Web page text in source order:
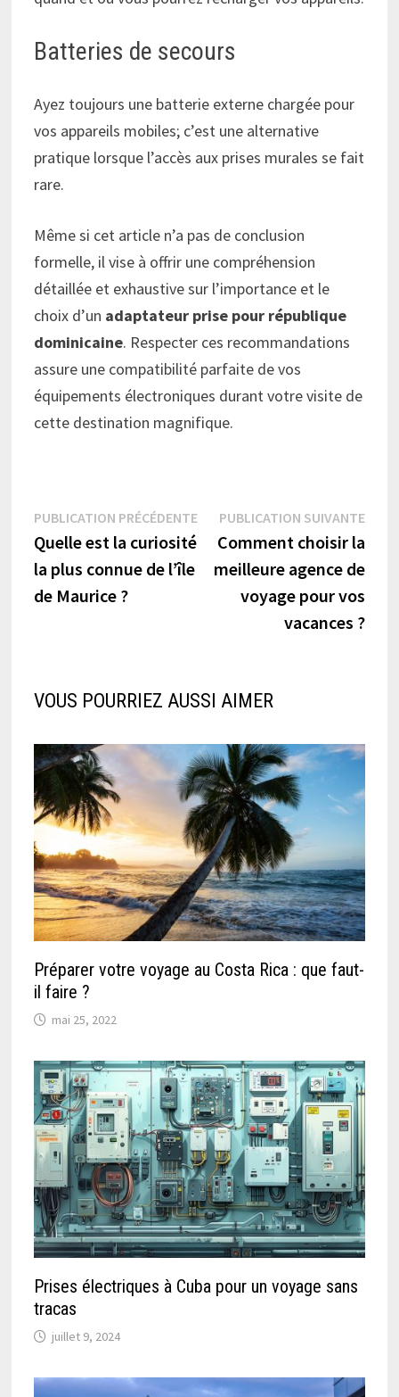
Batteries de secours
Ayez toujours une batterie externe chargée pour
vos appareils mobiles; c’est une alternative
pratique lorsque l’accès aux prises murales se fait
rare.
Même si cet article n’a pas de conclusion
formelle, il vise à offrir une compréhension
détaillée et exhaustive sur l’importance et le
choix d’un adaptateur prise pour république
dominicaine. Respecter ces recommandations
assure une compatibilité parfaite de vos
équipements électroniques durant votre visite de
cette destination magnifique.
Navigation
de
l’article
PUBLICATION PRÉCÉDENTEPublication
précédente :
Quelle est la curiosité
la plus connue de l’île
de Maurice ?
PUBLICATION SUIVANTE
Comment choisir la
meilleure agence de
voyage pour vos
vacances ?
VOUS POURRIEZ AUSSI AIMER
Préparer votre voyage au Costa Rica : que faut-
il faire ?
mai 25, 2022
Prises électriques à Cuba pour un voyage sans
tracas
juillet 9, 2024